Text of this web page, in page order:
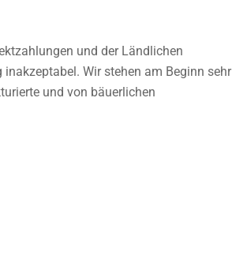
und der Ländlichen
Wir stehen am Beginn sehr
und von bäuerlichen